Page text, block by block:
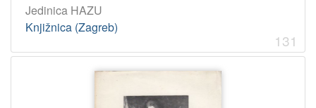
Jedinica HAZU
Knjižnica (Zagreb)
131